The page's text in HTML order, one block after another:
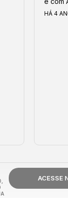
HÁ 4
ACESSE